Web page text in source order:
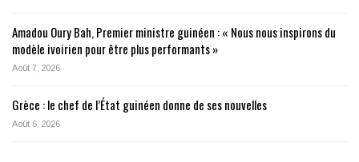
Amadou Oury Bah, Premier ministre guinéen : « Nous nous inspirons du
modèle ivoirien pour être plus performants »
Août 7, 2026
Grèce : le chef de l’État guinéen donne de ses nouvelles
Août 6, 2026